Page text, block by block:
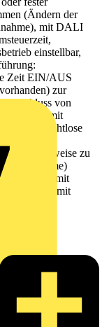
(Ändern der
mit DALI
einstellbar,
Zeit EIN/AUS
zur
Anschluss von
mit
drahtlose
über
(Hinweise zu
junghome)
mit
statt AUS), mit
legen, um